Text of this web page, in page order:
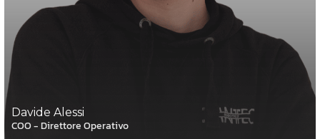
Davide Alessi
COO - Direttore Operativo